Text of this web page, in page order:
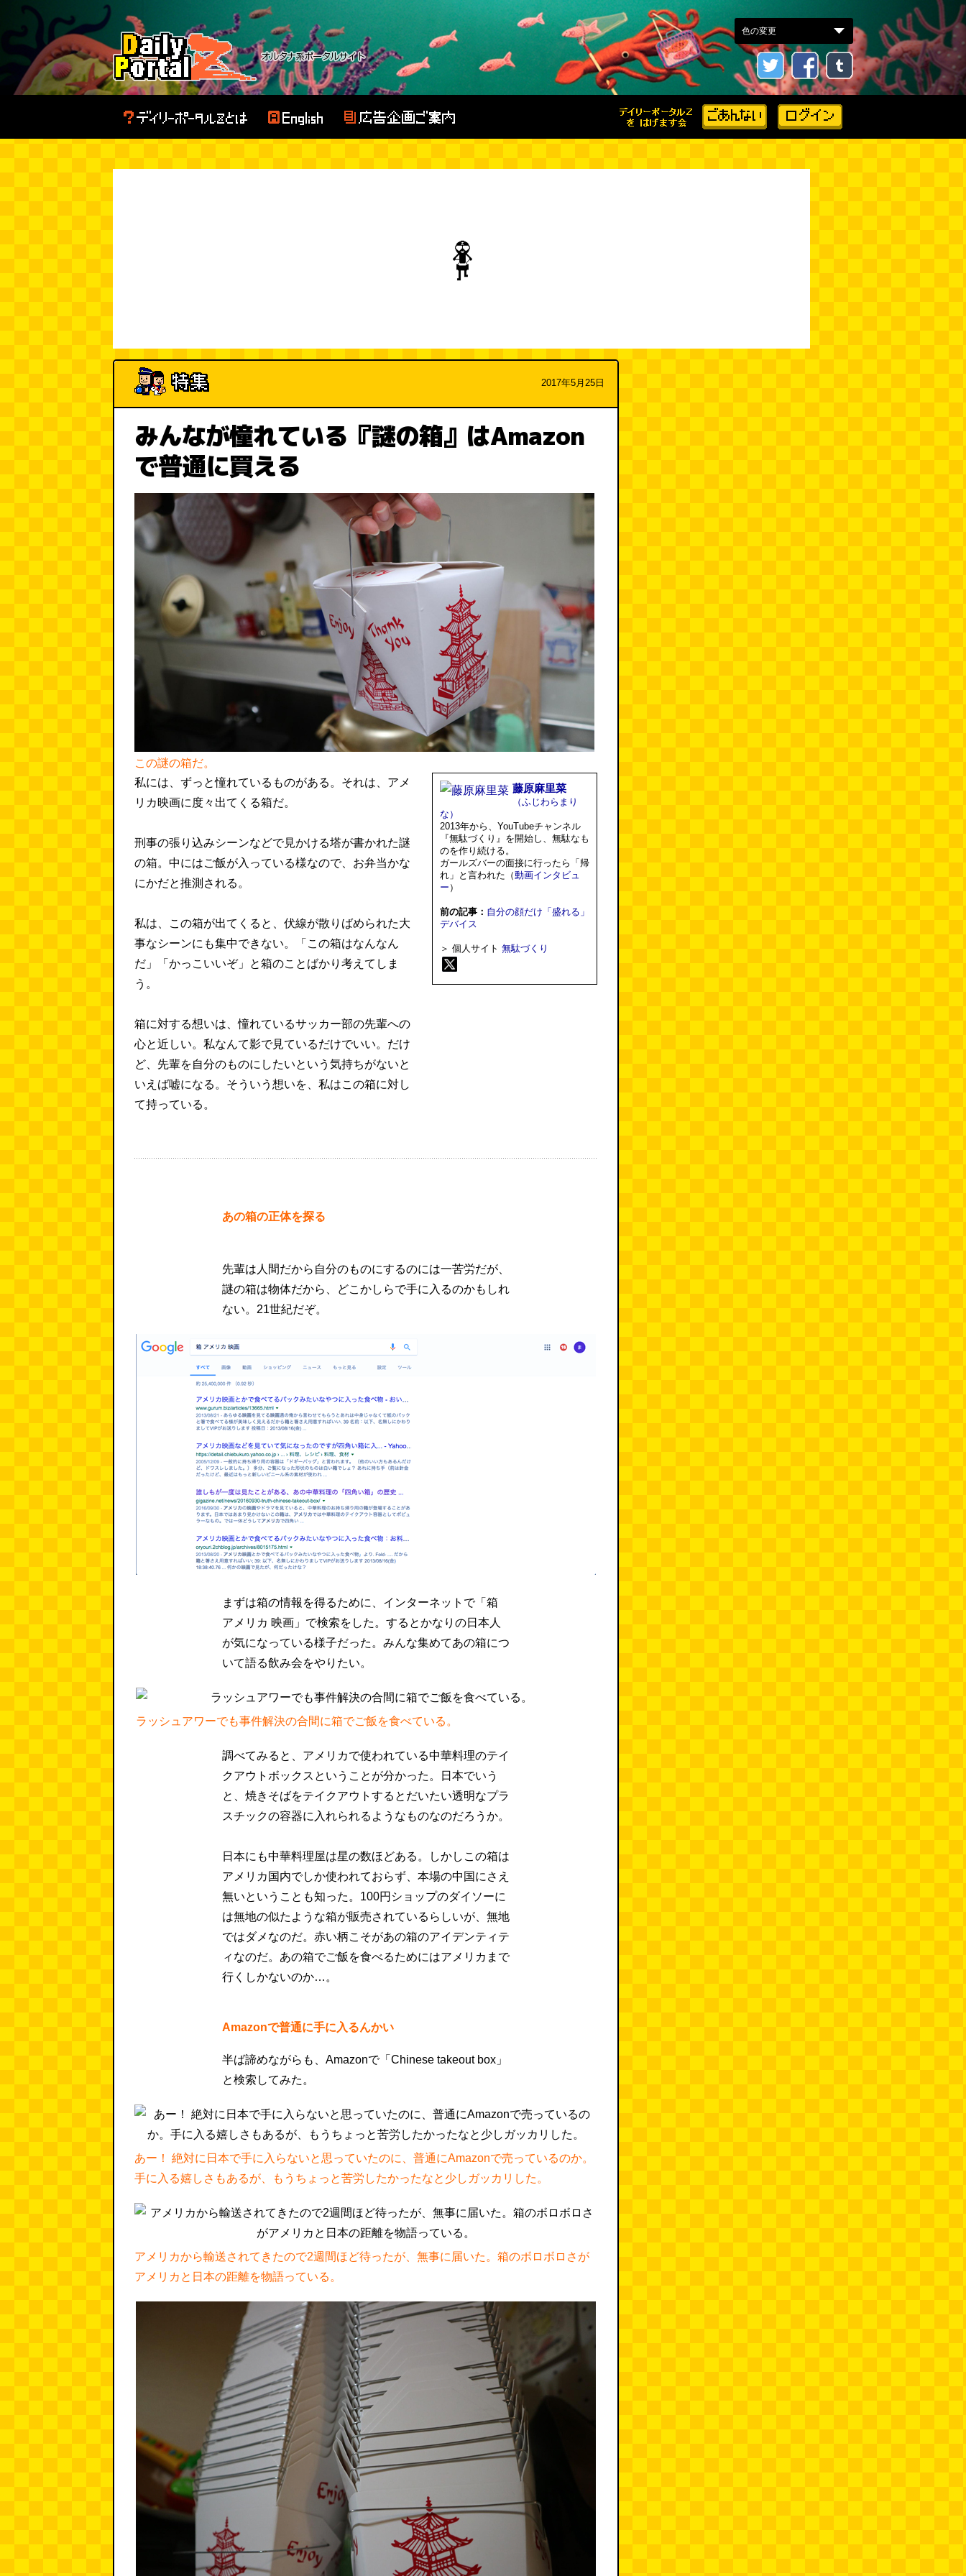
2017年5月25日
みんなが憧れている『謎の箱』はAmazon
で普通に買える
この謎の箱だ。
私には、ずっと憧れているものがある。それは、アメ
リカ映画に度々出てくる箱だ。
刑事の張り込みシーンなどで見かける塔が書かれた謎
の箱。中にはご飯が入っている様なので、お弁当かな
にかだと推測される。
私は、この箱が出てくると、伏線が散りばめられた大
事なシーンにも集中できない。「この箱はなんなん
だ」「かっこいいぞ」と箱のことばかり考えてしま
う。
箱に対する想いは、憧れているサッカー部の先輩への
心と近しい。私なんて影で見ているだけでいい。だけ
ど、先輩を自分のものにしたいという気持ちがないと
いえば嘘になる。そういう想いを、私はこの箱に対し
て持っている。
藤原麻里菜
（ふじわらまり
な）
2013年から、YouTubeチャンネル
『無駄づくり』を開始し、無駄なも
のを作り続ける。
ガールズバーの面接に行ったら「帰
れ」と言われた（動画インタビュ
ー ）
前の記事： 自分の顔だけ「盛れる」
デバイス
＞ 個人サイト 無駄づくり
あの箱の正体を探る
先輩は人間だから自分のものにするのには一苦労だが、
謎の箱は物体だから、どこかしらで手に入るのかもしれ
ない。21世紀だぞ。
まずは箱の情報を得るために、インターネットで「箱
アメリカ 映画」で検索をした。するとかなりの日本人
が気になっている様子だった。みんな集めてあの箱につ
いて語る飲み会をやりたい。
ラッシュアワーでも事件解決の合間に箱でご飯を食べている。
調べてみると、アメリカで使われている中華料理のテイ
クアウトボックスということが分かった。日本でいう
と、焼きそばをテイクアウトするとだいたい透明なプラ
スチックの容器に入れられるようなものなのだろうか。
日本にも中華料理屋は星の数ほどある。しかしこの箱は
アメリカ国内でしか使われておらず、本場の中国にさえ
無いということも知った。100円ショップのダイソーに
は無地の似たような箱が販売されているらしいが、無地
ではダメなのだ。赤い柄こそがあの箱のアイデンティテ
ィなのだ。あの箱でご飯を食べるためにはアメリカまで
行くしかないのか…。
Amazonで普通に手に入るんかい
半ば諦めながらも、Amazonで「Chinese takeout box」
と検索してみた。
あー！ 絶対に日本で手に入らないと思っていたのに、普通にAmazonで売っているのか。
手に入る嬉しさもあるが、もうちょっと苦労したかったなと少しガッカリした。
アメリカから輸送されてきたので2週間ほど待ったが、無事に届いた。箱のボロボロさが
アメリカと日本の距離を物語っている。